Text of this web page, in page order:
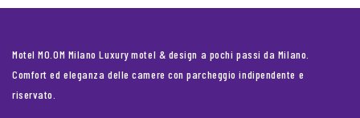
Motel MO.OM Milano Luxury motel & design a pochi passi da Milano.
Comfort ed eleganza delle camere con parcheggio indipendente e
riservato.